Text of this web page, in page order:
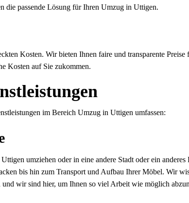
die passende Lösung für Ihren Umzug in Uttigen.
Kosten. Wir bieten Ihnen faire und transparente
Kosten auf Sie zukommen.
im Bereich Umzug in Uttigen umfassen:
umziehen oder in eine andere Stadt oder ein
bis hin zum Transport und Aufbau Ihrer Möbel. Wir
und wir sind hier, um Ihnen so viel Arbeit wie möglich